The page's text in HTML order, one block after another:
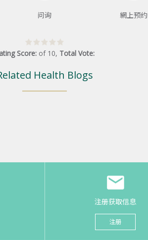
问询 網上预约
Score: of 10, Total Vote:
Health Blogs
注册获取信息
注册